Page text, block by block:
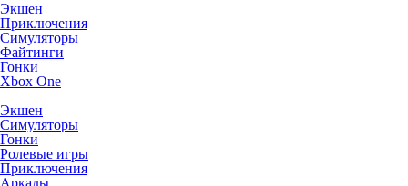
Экшен
Приключения
Симуляторы
Файтинги
Гонки
Xbox One
Экшен
Симуляторы
Гонки
Ролевые игры
Приключения
Аркады